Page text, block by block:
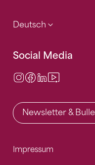
Deutsch
Social Media
Instagram
Facebook
LinkedIn
Newsletter &
Impressum